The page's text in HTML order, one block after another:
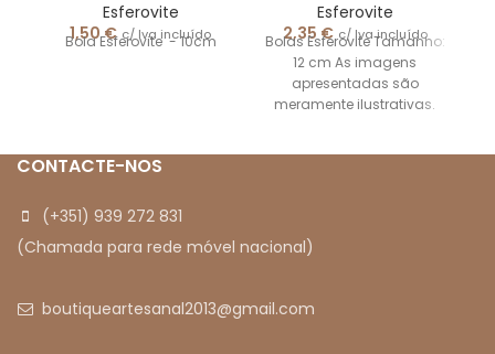
Esferovite
1,50€ c/ Iva incluído
Bola Esferovite - 10cm
Esferovite
2,35€ c/ Iva incluído
Bolas Esferovite Tamanho:
12 cm As imagens
apresentadas são
meramente ilustrativas.
CONTACTE-NOS
(+351) 939 272 831
(Chamada para rede móvel nacional)
boutiqueartesanal2013@gmail.com